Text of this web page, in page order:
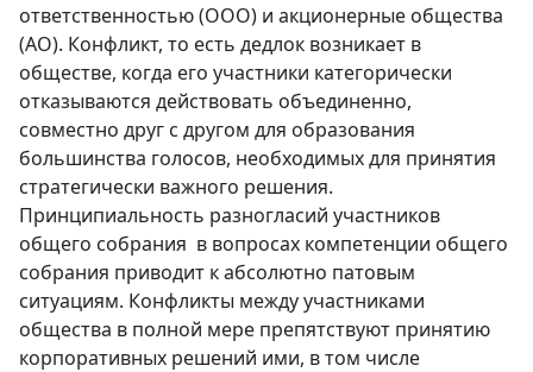
ответственностью (ООО) и акционерные общества
(АО). Конфликт, то есть дедлок возникает в
обществе, когда его участники категорически
отказываются действовать объединенно,
совместно друг с другом для образования
большинства голосов, необходимых для принятия
стратегически важного решения.
Принципиальность разногласий участников
общего собрания в вопросах компетенции общего
собрания приводит к абсолютно патовым
ситуациям. Конфликты между участниками
общества в полной мере препятствуют принятию
корпоративных решений ими, в том числе